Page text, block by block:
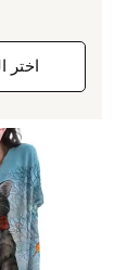
اختر